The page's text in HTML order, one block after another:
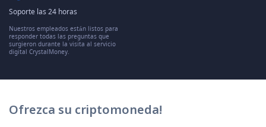
Soporte las 24 horas
Nuestros empleados están listos para
responder todas las preguntas que
surgieron durante la visita al servicio
digital CrystalMoney.
Ofrezca su criptomoneda!